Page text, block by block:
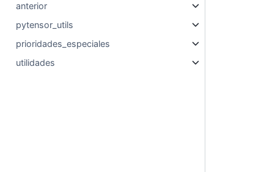
anterior
pytensor_utils
prioridades_especiales
utilidades